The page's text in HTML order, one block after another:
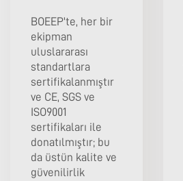
BOEEP'te, her bir
ekipman
uluslararası
standartlara
sertifikalanmıştır
ve CE, SGS ve
ISO9001
sertifikaları ile
donatılmıştır; bu
da üstün kalite ve
güvenilirlik